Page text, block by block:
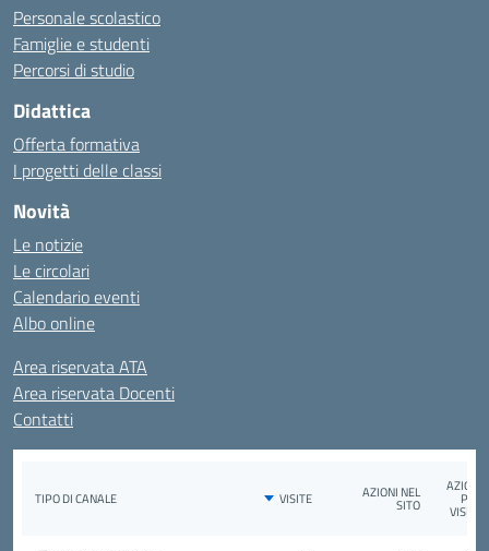
Personale scolastico
Famiglie e studenti
Percorsi di studio
Didattica
Offerta formativa
I progetti delle classi
Novità
Le notizie
Le circolari
Calendario eventi
Albo online
Area riservata ATA
Area riservata Docenti
Contatti